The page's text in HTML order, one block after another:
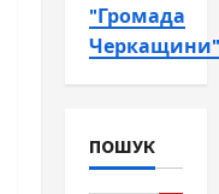
"Громада
Черкащини"
ПОШУК